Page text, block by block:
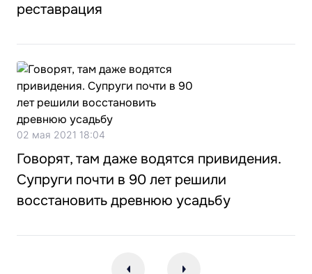
реставрация
02 мая 2021 18:04
Говорят, там даже водятся привидения.
Супруги почти в 90 лет решили
восстановить древнюю усадьбу